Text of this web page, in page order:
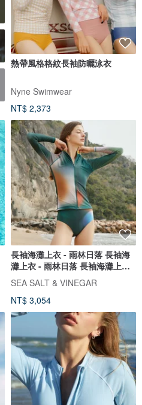
熱帶風格格紋長袖防曬泳衣
Nyne Swimwear
NT$ 2,373
長袖海灘上衣 - 雨林日落 長袖海
灘上衣 - 雨林日落 長袖海灘上衣 -
雨林日落
SEA SALT & VINEGAR
NT$ 3,054